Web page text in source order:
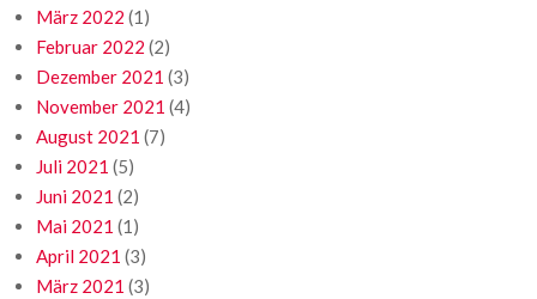
März 2022 (1)
Februar 2022 (2)
Dezember 2021 (3)
November 2021 (4)
August 2021 (7)
Juli 2021 (5)
Juni 2021 (2)
Mai 2021 (1)
April 2021 (3)
März 2021 (3)